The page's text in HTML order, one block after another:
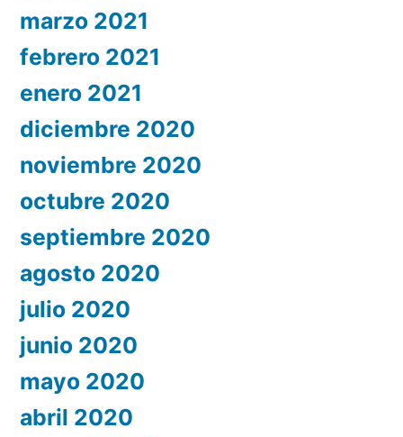
marzo 2021
febrero 2021
enero 2021
diciembre 2020
noviembre 2020
octubre 2020
septiembre 2020
agosto 2020
julio 2020
junio 2020
mayo 2020
abril 2020